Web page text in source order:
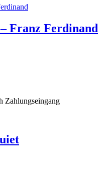
Franz Ferdinand
Zahlungseingang